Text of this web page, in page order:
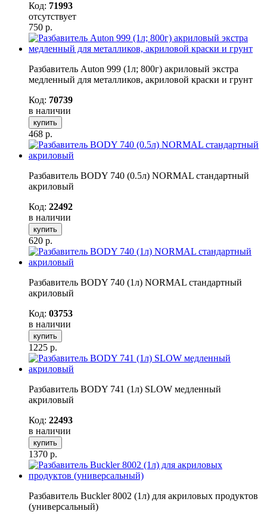
Код: 71993
отсутствует
750 р.
Разбавитель Auton 999 (1л; 800г) акриловый экстра
медленный для металликов, акриловой краски и грунт
Код: 70739
в наличии
купить
468 р.
Разбавитель BODY 740 (0.5л) NORMAL стандартный
акриловый
Код: 22492
в наличии
купить
620 р.
Разбавитель BODY 740 (1л) NORMAL стандартный
акриловый
Код: 03753
в наличии
купить
1225 р.
Разбавитель BODY 741 (1л) SLOW медленный
акриловый
Код: 22493
в наличии
купить
1370 р.
Разбавитель Buckler 8002 (1л) для акриловых продуктов
(универсальный)